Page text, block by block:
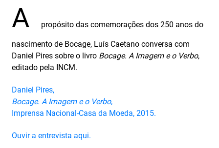
A propósito das comemorações dos 250 anos do
nascimento de Bocage, Luís Caetano conversa com
Daniel Pires sobre o livro Bocage. A Imagem e o Verbo,
editado pela INCM.
Daniel Pires,
Bocage. A Imagem e o Verbo,
Imprensa Nacional-Casa da Moeda, 2015.
Ouvir a entrevista aqui.